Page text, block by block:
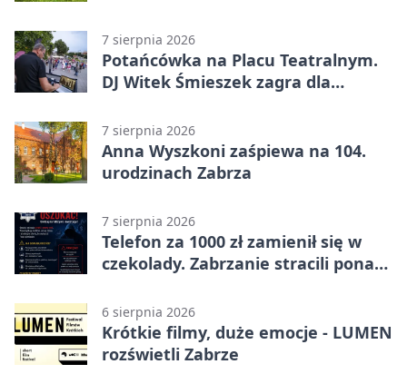
Federico dał zabrzanom zwycięstwo
7 sierpnia 2026
Potańcówka na Placu Teatralnym.
DJ Witek Śmieszek zagra dla
7 sierpnia 2026
Anna Wyszkoni zaśpiewa na 104.
urodzinach Zabrza
7 sierpnia 2026
Telefon za 1000 zł zamienił się w
czekolady. Zabrzanie stracili ponad
6 sierpnia 2026
Krótkie filmy, duże emocje - LUMEN
rozświetli Zabrze